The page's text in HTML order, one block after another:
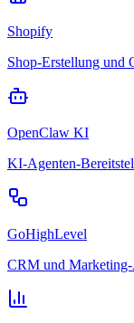
Shopify
Shop-Erstellung und
OpenClaw KI
KI-Agenten-
GoHighLevel
CRM und